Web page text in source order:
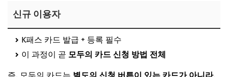
신규 이용자
K패스 카드 발급 + 등록 필수
이 과정이 곧 모두의 카드 신청 방법 전체